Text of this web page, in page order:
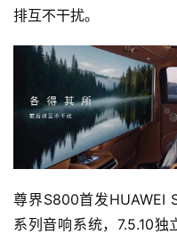
排互不干扰。
尊界S800首发HUAWEI
系列音响系统，7.5.10